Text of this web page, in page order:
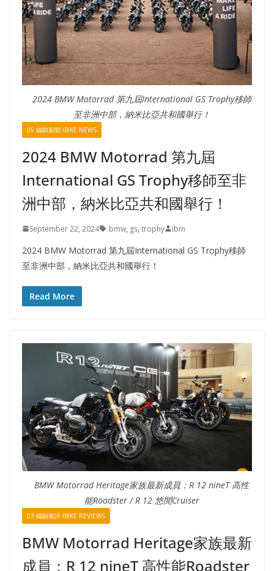
2024 BMW Motorrad 第九屆International GS Trophy移師
至非洲中部，納米比亞共和國舉行！
05 鐵騎新聞 IBIKE NEWS
2024 BMW Motorrad 第九屆
International GS Trophy移師至非
洲中部，納米比亞共和國舉行！
September 22, 2024 bmw, gs, trophy ibm
2024 BMW Motorrad 第九屆International GS Trophy移師
至非洲中部，納米比亞共和國舉行！
Read More
BMW Motorrad Heritage家族最新成員：R 12 nineT 高性
能Roadster / R 12 悠閒Cruiser
03 鐵騎車評 IBIKE REVIEWS
BMW Motorrad Heritage家族最新
成員：R 12 nineT 高性能Roadster